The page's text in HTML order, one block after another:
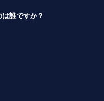
誰ですか？